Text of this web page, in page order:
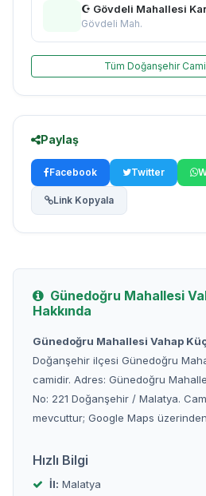
☪ Gövdeli Mahallesi
Gövdeli Mah.
Tüm Doğanşehir
Paylaş
Facebook Twitter
Link Kopyala
Günedoğru Mahallesi
Hakkında
Günedoğru Mahallesi Vahap
Doğanşehir ilçesi Günedoğru
camidir. Adres: Günedoğru
No: 221 Doğanşehir / Malatya.
mevcuttur; Google Maps
Hızlı Bilgi
İl: Malatya